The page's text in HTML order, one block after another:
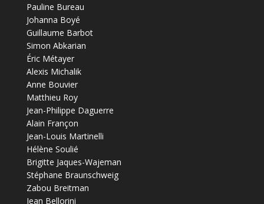
Pauline Bureau
Johanna Boyé
Guillaume Barbot
Simon Abkarian
Éric Métayer
Alexis Michalik
Anne Bouvier
Matthieu Roy
Jean-Philippe Daguerre
Alain Françon
Jean-Louis Martinelli
Hélène Soulié
Brigitte Jaques-Wajeman
Stéphane Braunschweig
Zabou Breitman
Jean Bellorini